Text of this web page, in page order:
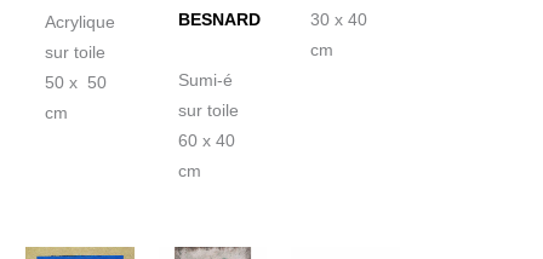
Acrylique
sur toile
50 x 50
cm
BESNARD
Sumi-é
sur toile
60 x 40
cm
30 x 40
cm